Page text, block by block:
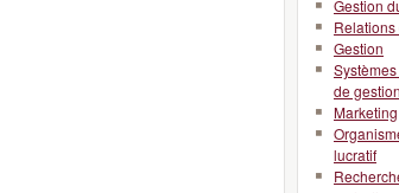
Gestion
Gestion
de gestion
Marketing
lucratif